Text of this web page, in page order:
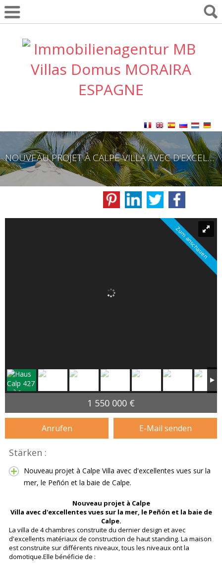
NOUVEAU PROJET À CALPE VILLA AVEC D'EXCELLENTES VUES SUR LA MER, LE PEÑÓN ET LA BAIE DE CALPE.
Zum anschauen
1 550 000 €
Anrufen E-Mail senden
Stärken :
Nouveau projet à Calpe Villa avec d'excellentes vues sur la
mer, le Peñón et la baie de Calpe.
Nouveau projet à Calpe
Villa avec d'excellentes vues sur la mer, le Peñón et la baie de
Calpe.
La villa de 4 chambres construite du dernier design et avec
d'excellents matériaux de construction de haut standing. La maison
est construite sur différents niveaux, tous les niveaux ont la
domotique.Elle bénéficie de :